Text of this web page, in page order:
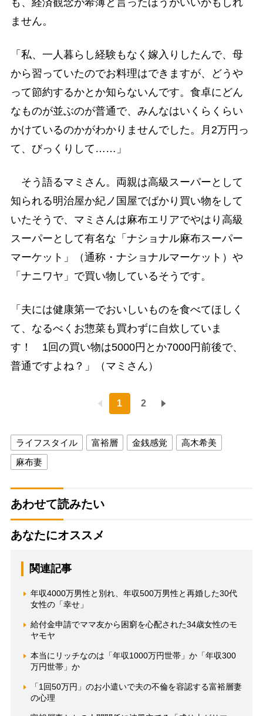
ません。
「私、一人暮らし経験もなく嫁入りしたんで、母
から習っていたのでお料理はできますが、どうや
って節約するかとか知らないんです。食卓にどん
なものが並ぶのが普通で、みんなはいくらくらい
かけているのかがわかりませんでした。月2万円っ
て、びっくりして……」
そう語るマミさん。両親は高級スーパーとして
知られる明治屋か紀ノ国屋でばかり買い物をして
いたそうで、マミさんは麻布エリアでやはり高級
スーパーとして有名な「ナショナル麻布スーパー
マーケット」（通称・ナショナルマーケット）や
「ナニワヤ」で買い物しているそうです。
「夫には健康第一でおいしいものを食べてほしく
て、なるべくお惣菜も買わずに自炊していま
す！ 1回の買い物は5000円とか7000円前後で、
普通ですよね？」（マミさん）
1 2
ライフスタイル 富裕層 金銭感覚
高木希美
麻布妻
あわせて読みたい
あなたにオススメ
関連記事
年収4000万男性と別れ、年収500万男性と再婚した30代
女性の「幸せ」
給付金申請でママ友から困窮を心配された34歳女性のモ
ヤモヤ
本当にリッチなのは「年収1000万円世帯」か「年収300
万円世帯」か
「1回50万円」のお小遣いで夫の不倫を容認する富裕層妻
の心理